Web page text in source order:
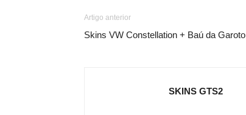
Artigo anterior
Skins VW Constellation + Baú da Garoto
SKINS GTS2